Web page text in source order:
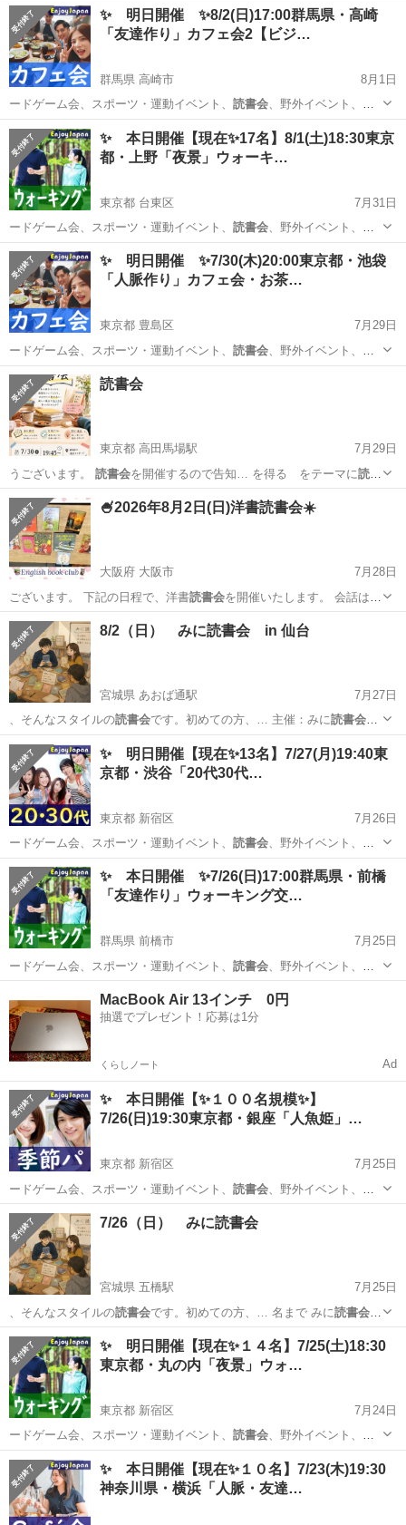
✨ 明日開催 ✨8/2(日)17:00群馬県・高崎
「友達作り」カフェ会2【ビジ…
群馬県 高崎市
8月1日
ードゲーム会、スポーツ・運動イベント、 読書会、野外イベント、飲
み会、他一部のイベン…
群馬 高崎市 その他 キッカケ
✨ 本日開催【現在✨17名】8/1(土)18:30東京
都・上野「夜景」ウォーキ…
東京都 台東区
7月31日
ードゲーム会、スポーツ・運動イベント、 読書会、野外イベント、飲
み会、他一部のイベン…
東京 台東区 その他
✨ 明日開催 ✨7/30(木)20:00東京都・池袋
「人脈作り」カフェ会・お茶…
東京都 豊島区
7月29日
ードゲーム会、スポーツ・運動イベント、 読書会、野外イベント、飲
み会、他一部のイベン…
東京 豊島区 その他
読書会
東京都 高田馬場駅
7月29日
うございます。 読書会を開催するので告知… を得る をテーマに読書
会
を行います。 本…
東京 新宿区 高田馬場駅 その他 読書会
🍧2026年8月2日(日)洋書読書会☀️
大阪府 大阪市
7月28日
ございます。 下記の日程で、洋書読書会を開催いたします。 会話は全
て日本語…
大阪 大阪市 その他
8/2（日） みに読書会 in 仙台
宮城県 あおば通駅
7月27日
、そんなスタイルの読書会 です。初めての方、… 主催：みに読書会
HP： https…
宮城 仙台市 あおば通駅 その他 読書会
✨ 明日開催【現在✨13名】7/27(月)19:40東
京都・渋谷「20代30代…
東京都 新宿区
7月26日
ードゲーム会、スポーツ・運動イベント、 読書会、野外イベント、飲
み会、他一部のイベン…
東京 新宿区 その他 会場
✨ 本日開催 ✨7/26(日)17:00群馬県・前橋
「友達作り」ウォーキング交…
群馬県 前橋市
7月25日
ードゲーム会、スポーツ・運動イベント、 読書会、野外イベント、飲
み会、他一部のイベン…
MacBook Air 13インチ 0円
抽選でプレゼント！応募は1分
くらしノート Ad
✨ 本日開催【✨１００名規模✨】
7/26(日)19:30東京都・銀座「人魚姫」…
東京都 新宿区
7月25日
ードゲーム会、スポーツ・運動イベント、 読書会、野外イベント、飲
み会、他一部のイベン…
東京 新宿区 その他
7/26（日） みに読書会
宮城県 五橋駅
7月25日
、そんなスタイルの読書会 です。初めての方、… 名まで みに読書会
HP： https…
宮城 仙台市 五橋駅 その他
✨ 明日開催【現在✨１４名】7/25(土)18:30
東京都・丸の内「夜景」ウォ…
東京都 新宿区
7月24日
ードゲーム会、スポーツ・運動イベント、 読書会、野外イベント、飲
み会、他一部のイベン…
東京 新宿区 その他 コチラ
✨ 本日開催【現在✨１０名】7/23(木)19:30
神奈川県・横浜「人脈・友達…